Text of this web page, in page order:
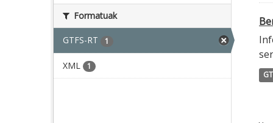
Formatuak
GTFS-RT 1
XML 1